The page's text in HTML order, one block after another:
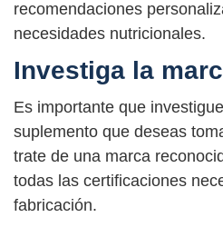
recomendaciones
necesidades nutricionales.
Investiga la
Es importante que
suplemento que deseas
trate de una marca
todas las certificaciones
fabricación.